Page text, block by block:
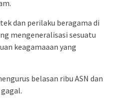
dan perilaku beragama di
mengeneralisasi sesuatu
keagamaaan yang
belasan ribu ASN dan